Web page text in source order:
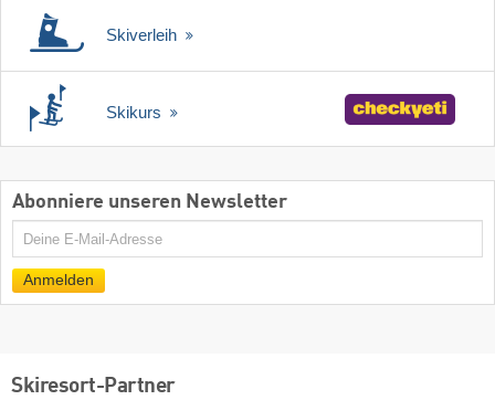
Skiverleih
Skikurs
Abonniere unseren Newsletter
E-
Mail
Anmelden
Skiresort-Partner